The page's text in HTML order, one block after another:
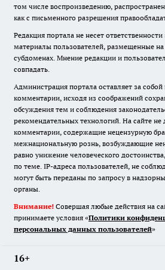
том числе воспроизведению,
как с письменного разрешения
Редакция портала не несет
материалы пользователей, размещенные на
субдоменах. Мнение редакции и
совпадать.
Администрация портала оставляет за
комментарии, исходя из соображений
обсуждения тем и соблюдения
рекомендательных технологий. На сайте не
комментарии, содержащие нецензурную
межнациональную рознь, возбуждающие
равно унижение человеческого
по теме. IP-адреса пользователей, не
могут быть переданы по запросу в
органы.
Внимание! Совершая любые действия на
принимаете условия «Политики
персональных данных пользователей»
16+